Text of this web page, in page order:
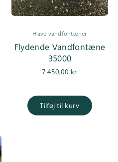
Have vandfontæner
Flydende Vandfontæne
35000
7.450,00 kr.
Tilføj til kurv